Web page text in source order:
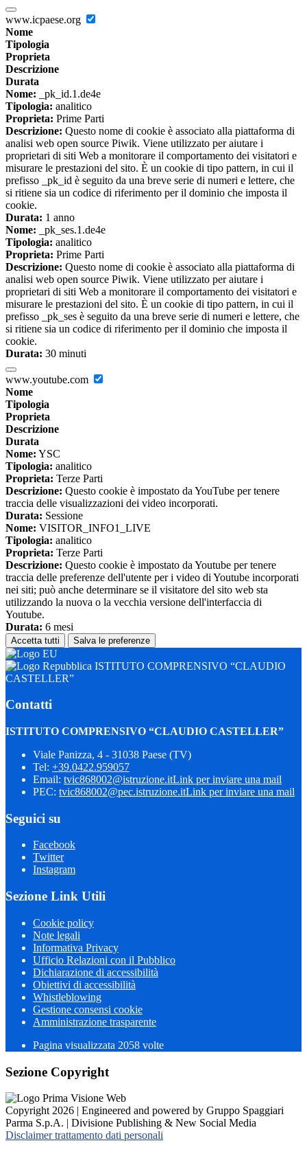
www.icpaese.org
Nome
Tipologia
Proprieta
Descrizione
Durata
Nome: _pk_id.1.de4e
Tipologia: analitico
Proprieta: Prime Parti
Descrizione: Questo nome di cookie è associato alla piattaforma di
analisi web open source Piwik. Viene utilizzato per aiutare i
proprietari di siti Web a monitorare il comportamento dei visitatori e
misurare le prestazioni del sito. È un cookie di tipo pattern, in cui il
prefisso _pk_id è seguito da una breve serie di numeri e lettere, che
si ritiene sia un codice di riferimento per il dominio che imposta il
cookie.
Durata: 1 anno
Nome: _pk_ses.1.de4e
Tipologia: analitico
Proprieta: Prime Parti
Descrizione: Questo nome di cookie è associato alla piattaforma di
analisi web open source Piwik. Viene utilizzato per aiutare i
proprietari di siti Web a monitorare il comportamento dei visitatori e
misurare le prestazioni del sito. È un cookie di tipo pattern, in cui il
prefisso _pk_ses è seguito da una breve serie di numeri e lettere, che
si ritiene sia un codice di riferimento per il dominio che imposta il
cookie.
Durata: 30 minuti
www.youtube.com
Nome
Tipologia
Proprieta
Descrizione
Durata
Nome: YSC
Tipologia: analitico
Proprieta: Terze Parti
Descrizione: Questo cookie è impostato da YouTube per tenere
traccia delle visualizzazioni dei video incorporati.
Durata: Sessione
Nome: VISITOR_INFO1_LIVE
Tipologia: analitico
Proprieta: Terze Parti
Descrizione: Questo cookie è impostato da Youtube per tenere
traccia delle preferenze dell'utente per i video di Youtube incorporati
nei siti; può anche determinare se il visitatore del sito web sta
utilizzando la nuova o la vecchia versione dell'interfaccia di
Youtube.
Durata: 6 mesi
Accetta tutti Salva le preferenze
ISTITUTO COMPRENSIVO “CLAUDIO
CASTELLER”
Contatti
ISTITUTO COMPRENSIVO “CLAUDIO CASTELLER”
Viale Panizza, 4 - 31038 Paese (TV)
Tel: +39.0422.959057
Email: tvic868002@istruzione.itLink per inviare una mail
PEC: tvic868002@pec.istruzione.itLink per inviare una mail
Seguici su
Facebook
Twitter
Instagram
Sezione Link Utili
Cookie policy
Note legali
Informativa Privacy
Ufficio Relazioni con il Pubblico
Dichiarazione di accessibilità
Obiettivi di accessibilità
Whistleblowing
Gestione consensi cookie
Amministrazione trasparente
Pagina visualizzata 2058 volte
Sezione Copyright
Copyright 2026 | Engineered and powered by Gruppo Spaggiari
Parma S.p.A. | Divisione Publishing & New Social Media
Disclaimer trattamento dati personali